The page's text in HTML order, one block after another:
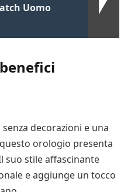
Uomo
decorazioni e una
orologio presenta
suo stile affascinante
e aggiunge un tocco